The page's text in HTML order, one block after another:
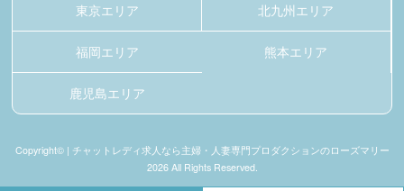
東京エリア 北九州エリア
福岡エリア 熊本エリア
鹿児島エリア
Copyright© | チャットレディ求人なら主婦・人妻専門プロダクションのローズマリー
2026 All Rights Reserved.